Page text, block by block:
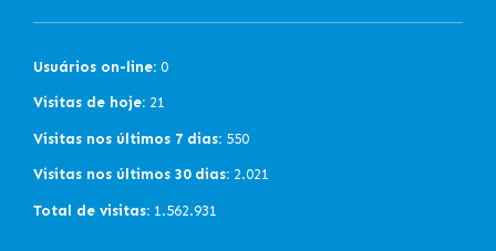
Usuários on-line: 0
Visitas de hoje: 21
Visitas nos últimos 7 dias: 550
Visitas nos últimos 30 dias: 2.021
Total de visitas: 1.562.931